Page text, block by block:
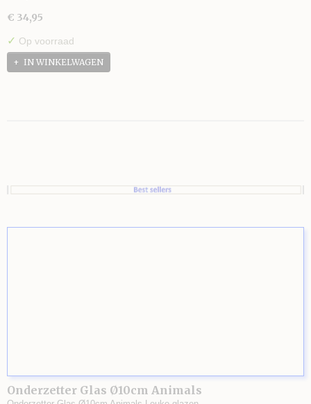
€ 34,95
✓ Op voorraad
IN WINKELWAGEN
Onderzetter Glas Ø10cm Animals